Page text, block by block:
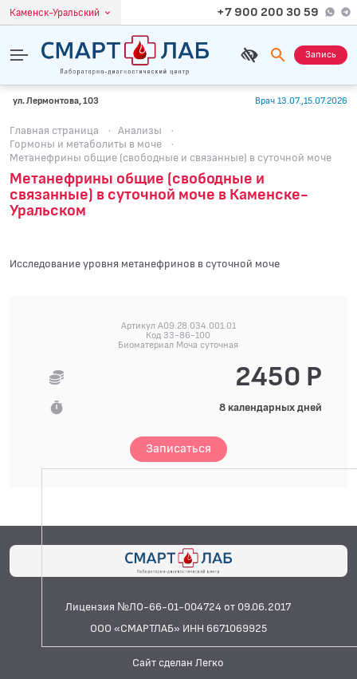
Каменск-Уральский +7 900 200 30 59
Запись
ул. Лермонтова, 103 Врач 13.07.,15.07.2026
Главная страница · Анализы
·
Гормоны и метаболиты в моче
·
Метанефрины общие (свободные и связанные) в суточной моче
Метанефрины общие (свободные и
связанные) в суточной моче в Каменске-
Уральском
Исследование уровня метанефринов в суточной моче
Артикул A09.28.034.001.01
Код 33-86-100
Биоматериал Моча суточная
2450 Р
8 календарных дней
Записаться
Лицензия №ЛО-66-01-004724 от 09.06.2017
ООО «СМАРТЛАБ» ИНН 6671069925
Сайт сделан Легко